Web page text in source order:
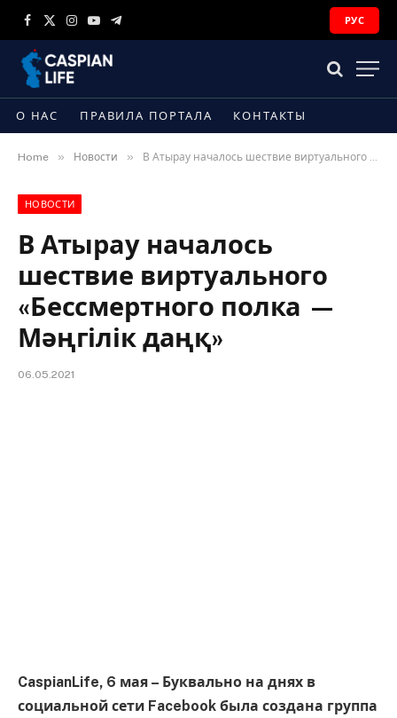
Facebook
X
Instagram
YouTubeTelegram
РУС
О НАС ПРАВИЛА ПОРТАЛА КОНТАКТЫ
Home » Новости » В Атырау началось шествие виртуального «Бессмертного полка — Мәңгілік даңқ»
НОВОСТИ
В Атырау началось
шествие виртуального
«Бессмертного полка —
Мәңгілік даңқ»
06.05.2021
CaspianLife, 6 мая – Буквально на днях в
социальной сети Facebook была создана группа